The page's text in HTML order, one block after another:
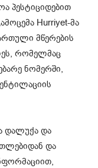
პესტიციდებით
Hurriyet-მა
მწერების
რომელმაც
ნომერში,
დალუქა და
და